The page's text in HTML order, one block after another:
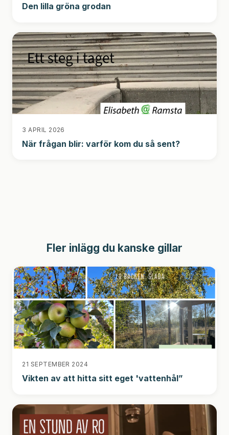
Den lilla gröna grodan
3 APRIL 2026
När frågan blir: varför kom du så sent?
Fler inlägg du kanske gillar
21 SEPTEMBER 2024
Vikten av att hitta sitt eget 'vattenhål”